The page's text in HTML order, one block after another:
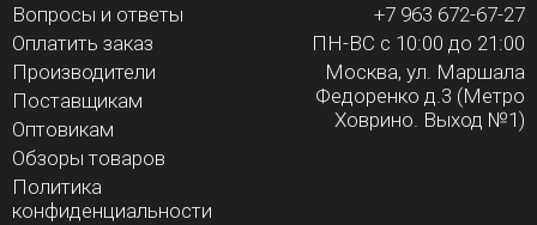
Вопросы и ответы
Оплатить заказ
Производители
Поставщикам
Оптовикам
Обзоры товаров
Политика
конфиденциальности
+7 963 672-67-27
ПН-ВС с 10:00 до 21:00
Москва, ул. Маршала
Федоренко д.3 (Метро
Ховрино. Выход №1)